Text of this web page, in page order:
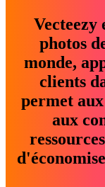
Vecteezy
photos
monde,
clients
permet
aux